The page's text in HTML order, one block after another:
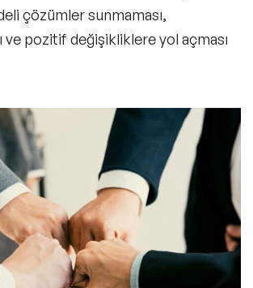
çözümler sunmaması,
ve pozitif değişikliklere yol açması